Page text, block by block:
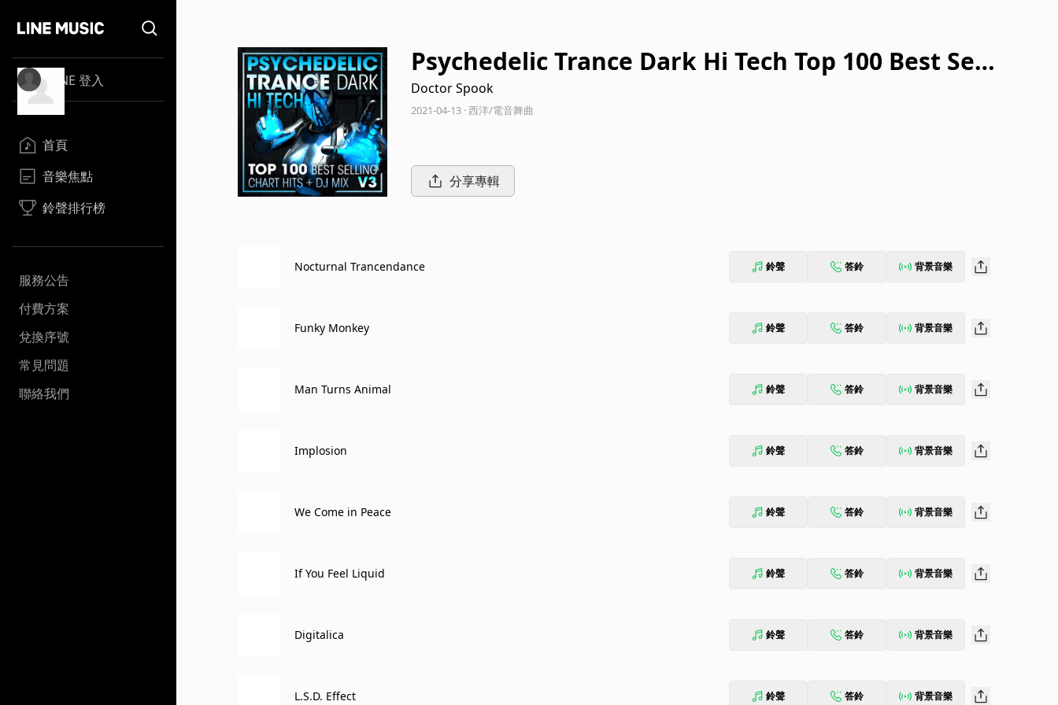
LINE 登入
首頁
音樂焦點
鈴聲排行榜
服務公告
付費方案
兌換序號
常見問題
聯絡我們
Psychedelic Trance Dark Hi Tech Top 100 Best Selli
ng Chart Hits + DJ Mix V3
Doctor Spook
2021-04-13 · 西洋/電音舞曲
分享專輯
Nocturnal Trancendance 鈴聲 答鈴 背景音樂
Funky Monkey 鈴聲 答鈴 背景音樂
Man Turns Animal 鈴聲 答鈴 背景音樂
Implosion 鈴聲 答鈴 背景音樂
We Come in Peace 鈴聲 答鈴 背景音樂
If You Feel Liquid 鈴聲 答鈴 背景音樂
Digitalica 鈴聲 答鈴 背景音樂
L.S.D. Effect 鈴聲 答鈴 背景音樂